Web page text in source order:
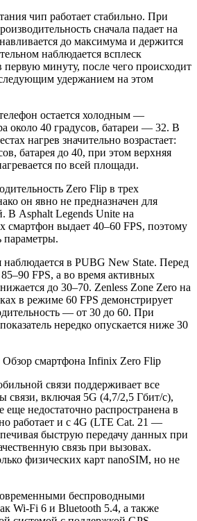
чип работает стабильно. При
сначала падает на
до максимума и держится
наблюдается всплеск
минуту, после чего происходит
удержанием на этом
остается холодным —
около 40 градусов, батареи — 32. В
нагрев значительно возрастает:
батарея до 40, при этом верхняя
по всей площади.
Zero Flip в трех
он явно не предназначен для
В Asphalt Legends Unite на
смартфон выдает 40–60 FPS, поэтому
параметры.
наблюдается в PUBG New State. Перед
FPS, а во время активных
до 30–70. Zenless Zone Zero на
в режиме 60 FPS демонстрирует
— от 30 до 60. При
нередко опускается ниже 30
связи поддерживает все
связи, включая 5G (4,7/2,5 Гбит/с),
еще недостаточно распространена в
работает и с 4G (LTE Cat. 21 —
быструю передачу данных при
связь при вызовах.
физических карт nanoSIM, но не
беспроводными
Wi-Fi 6 и Bluetooth 5.4, а также